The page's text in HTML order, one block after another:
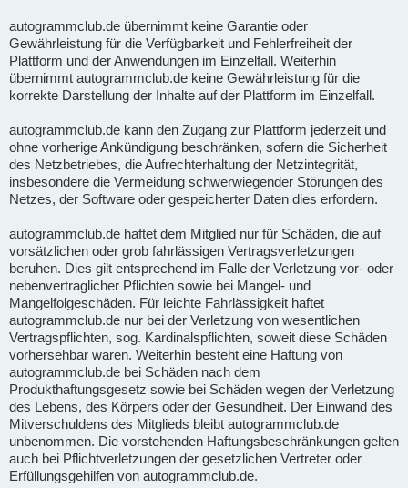
autogrammclub.de übernimmt keine Garantie oder
Gewährleistung für die Verfügbarkeit und Fehlerfreiheit der
Plattform und der Anwendungen im Einzelfall. Weiterhin
übernimmt autogrammclub.de keine Gewährleistung für die
korrekte Darstellung der Inhalte auf der Plattform im Einzelfall.
autogrammclub.de kann den Zugang zur Plattform jederzeit und
ohne vorherige Ankündigung beschränken, sofern die Sicherheit
des Netzbetriebes, die Aufrechterhaltung der Netzintegrität,
insbesondere die Vermeidung schwerwiegender Störungen des
Netzes, der Software oder gespeicherter Daten dies erfordern.
autogrammclub.de haftet dem Mitglied nur für Schäden, die auf
vorsätzlichen oder grob fahrlässigen Vertragsverletzungen
beruhen. Dies gilt entsprechend im Falle der Verletzung vor- oder
nebenvertraglicher Pflichten sowie bei Mangel- und
Mangelfolgeschäden. Für leichte Fahrlässigkeit haftet
autogrammclub.de nur bei der Verletzung von wesentlichen
Vertragspflichten, sog. Kardinalspflichten, soweit diese Schäden
vorhersehbar waren. Weiterhin besteht eine Haftung von
autogrammclub.de bei Schäden nach dem
Produkthaftungsgesetz sowie bei Schäden wegen der Verletzung
des Lebens, des Körpers oder der Gesundheit. Der Einwand des
Mitverschuldens des Mitglieds bleibt autogrammclub.de
unbenommen. Die vorstehenden Haftungsbeschränkungen gelten
auch bei Pflichtverletzungen der gesetzlichen Vertreter oder
Erfüllungsgehilfen von autogrammclub.de.